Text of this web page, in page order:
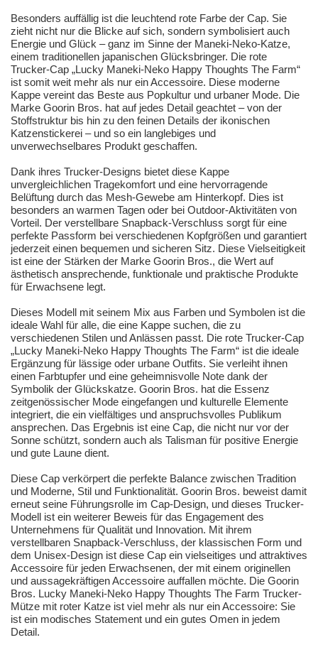
Besonders auffällig ist die leuchtend rote Farbe der Cap. Sie
zieht nicht nur die Blicke auf sich, sondern symbolisiert auch
Energie und Glück – ganz im Sinne der Maneki-Neko-Katze,
einem traditionellen japanischen Glücksbringer. Die rote
Trucker-Cap „Lucky Maneki-Neko Happy Thoughts The Farm“
ist somit weit mehr als nur ein Accessoire. Diese moderne
Kappe vereint das Beste aus Popkultur und urbaner Mode. Die
Marke Goorin Bros. hat auf jedes Detail geachtet – von der
Stoffstruktur bis hin zu den feinen Details der ikonischen
Katzenstickerei – und so ein langlebiges und
unverwechselbares Produkt geschaffen.
Dank ihres Trucker-Designs bietet diese Kappe
unvergleichlichen Tragekomfort und eine hervorragende
Belüftung durch das Mesh-Gewebe am Hinterkopf. Dies ist
besonders an warmen Tagen oder bei Outdoor-Aktivitäten von
Vorteil. Der verstellbare Snapback-Verschluss sorgt für eine
perfekte Passform bei verschiedenen Kopfgrößen und garantiert
jederzeit einen bequemen und sicheren Sitz. Diese Vielseitigkeit
ist eine der Stärken der Marke Goorin Bros., die Wert auf
ästhetisch ansprechende, funktionale und praktische Produkte
für Erwachsene legt.
Dieses Modell mit seinem Mix aus Farben und Symbolen ist die
ideale Wahl für alle, die eine Kappe suchen, die zu
verschiedenen Stilen und Anlässen passt. Die rote Trucker-Cap
„Lucky Maneki-Neko Happy Thoughts The Farm“ ist die ideale
Ergänzung für lässige oder urbane Outfits. Sie verleiht ihnen
einen Farbtupfer und eine geheimnisvolle Note dank der
Symbolik der Glückskatze. Goorin Bros. hat die Essenz
zeitgenössischer Mode eingefangen und kulturelle Elemente
integriert, die ein vielfältiges und anspruchsvolles Publikum
ansprechen. Das Ergebnis ist eine Cap, die nicht nur vor der
Sonne schützt, sondern auch als Talisman für positive Energie
und gute Laune dient.
Diese Cap verkörpert die perfekte Balance zwischen Tradition
und Moderne, Stil und Funktionalität. Goorin Bros. beweist damit
erneut seine Führungsrolle im Cap-Design, und dieses Trucker-
Modell ist ein weiterer Beweis für das Engagement des
Unternehmens für Qualität und Innovation. Mit ihrem
verstellbaren Snapback-Verschluss, der klassischen Form und
dem Unisex-Design ist diese Cap ein vielseitiges und attraktives
Accessoire für jeden Erwachsenen, der mit einem originellen
und aussagekräftigen Accessoire auffallen möchte. Die Goorin
Bros. Lucky Maneki-Neko Happy Thoughts The Farm Trucker-
Mütze mit roter Katze ist viel mehr als nur ein Accessoire: Sie
ist ein modisches Statement und ein gutes Omen in jedem
Detail.